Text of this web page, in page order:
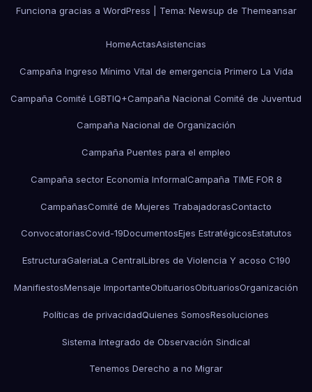
Funciona gracias a WordPress Tema: Newsup de Themeansar
HomeActasAsistencias
Campaña Ingreso Mínimo Vital de emergencia Primero La Vida
Campaña Comité LGBTIQ+Campaña Nacional Comité de Juventud
Campaña Nacional de Organización
Campaña Puentes para el empleo
Campaña sector Economía InformalCampaña TIME FOR 8
CampañasComité de Mujeres TrabajadorasContacto
ConvocatoriasCovid-19DocumentosEjes EstratégicosEstatutos
EstructuraGaleriaLa CentralLibres de Violencia Y acoso C190
ManifiestosMensaje ImportanteObituariosObituariosOrganización
Políticas de privacidadQuienes SomosResoluciones
Sistema Integrado de Observación Sindical
Tenemos Derecho a no Migrar